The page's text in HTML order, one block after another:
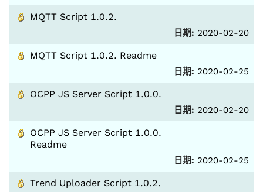
MQTT Script 1.0.2.
日期: 2020-02-20
MQTT Script 1.0.2. Readme
日期: 2020-02-25
OCPP JS Server Script 1.0.0.
日期: 2020-02-20
OCPP JS Server Script 1.0.0.
Readme
日期: 2020-02-25
Trend Uploader Script 1.0.2.